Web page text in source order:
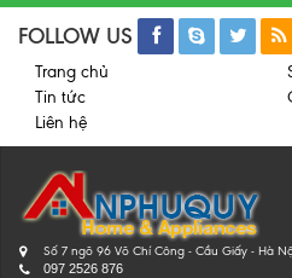
FOLLOW US
Trang chủ
Tin tức
Liên hệ
Số 7 ngõ 96 Võ Chí Công - Cầu Giấy - Hà
097 2526 876